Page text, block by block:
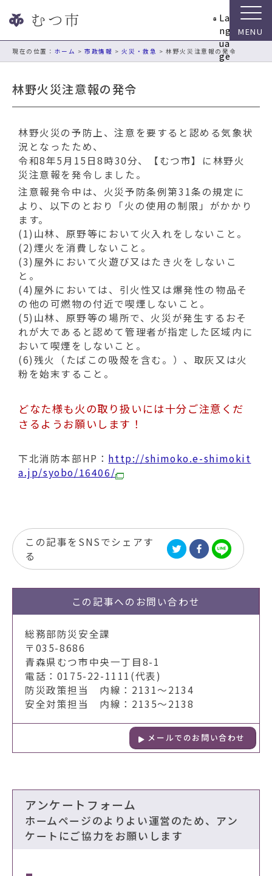
ビ
シ
La
ng
ua
ge
現在の位置： ホーム >市政情報 >火災・救急 > 林野火災注意報の発令
林野火災注意報の発令
林野火災の予防上、注意を要すると認める気象状
況となったため、
令和8年5月15日8時30分、【むつ市】に林野火
災注意報を発令しました。
注意報発令中は、火災予防条例第31条の規定に
より、以下のとおり「火の使用の制限」がかかり
ます。
(1)山林、原野等において火入れをしないこと。
(2)煙火を消費しないこと。
(3)屋外において火遊び又はたき火をしないこ
と。
(4)屋外においては、引火性又は爆発性の物品そ
の他の可燃物の付近で喫煙しないこと。
(5)山林、原野等の場所で、火災が発生するおそ
れが大であると認めて管理者が指定した区域内に
おいて喫煙をしないこと。
(6)残火（たばこの吸殻を含む。）、取灰又は火
粉を始末すること。
どなた様も火の取り扱いには十分ご注意くだ
さるようお願いします！
下北消防本部HP： http://shimoko.e-shimokit
a.jp/syobo/16406/
この記事をSNSでシェアす
る
この記事への お問い合わせ
総務部防災安全課
〒035-8686
青森県むつ市中央一丁目8-1
電話：0175-22-1111(代表)
防災政策担当 内線：2131～2134
安全対策担当 内線：2135～2138
メールでのお問い合わせ
アンケートフォーム
ホームページのよりよい運営のため、アン
ケートにご協力をお願いします